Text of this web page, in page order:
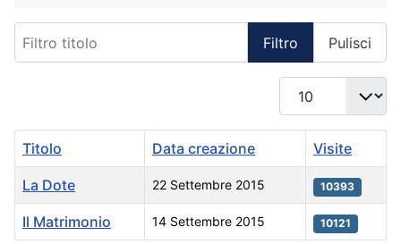
Filtro Pulisci
Visualizza #
Titolo Data creazione Visite
La Dote 22 Settembre 2015 10393
Il Matrimonio 14 Settembre 2015 10121